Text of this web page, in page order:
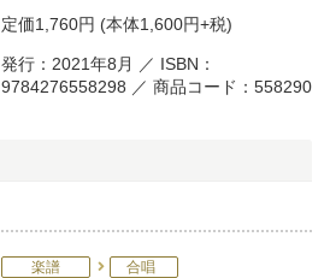
定価1,760円 (本体1,600円+税)
発行：2021年8月 ／ ISBN：
9784276558298 ／ 商品コード：558290
楽譜
合唱